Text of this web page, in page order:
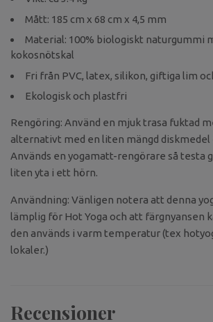
Mått: 185 cm x 68 cm x 4,5 mm
Material: 100% biologiskt naturgummi
kokosnötskal
Fri från PVC, latex, silikon, giftiga lim
Ekologisk och plastfri
Rengöring: Använd en mjuk trasa fuktad
alternativt med en liten mängd
Används en yogamatt-rengörare så testa
liten yta i ett hörn.
Användning: Vänligen notera att denna
lämplig för Hot Yoga och att färgnyansen
den används i varm temperatur (tex
lokaler.)
Recensioner